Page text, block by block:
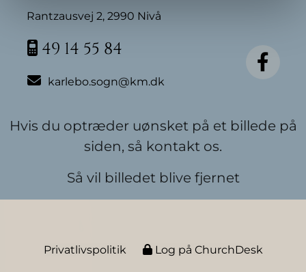
Rantzausvej 2, 2990 Nivå
 49 14 55 84
 karlebo.sogn@km.dk
Hvis du optræder uønsket på et billede på
siden, så kontakt os.
Så vil billedet blive fjernet
Privatlivspolitik Log på ChurchDesk